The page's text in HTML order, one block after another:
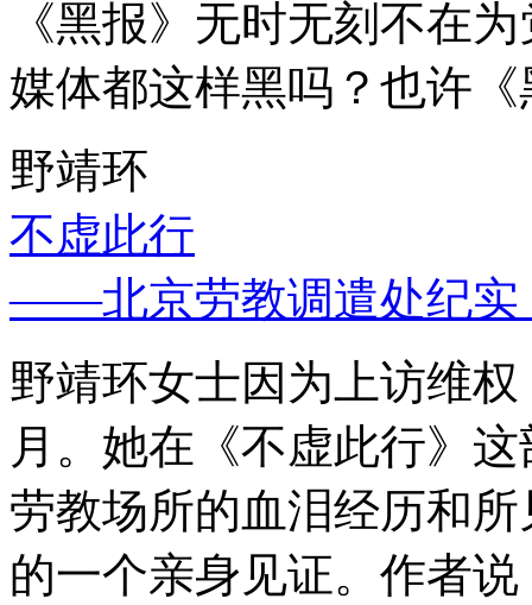
《黑报》无时无刻不在
媒体都这样黑吗？也许
野靖环
不虚此行
——北京劳教调遣处纪实
野靖环女士因为上访维
月。她在《不虚此行》
劳教场所的血泪经历和
的一个亲身见证。作者